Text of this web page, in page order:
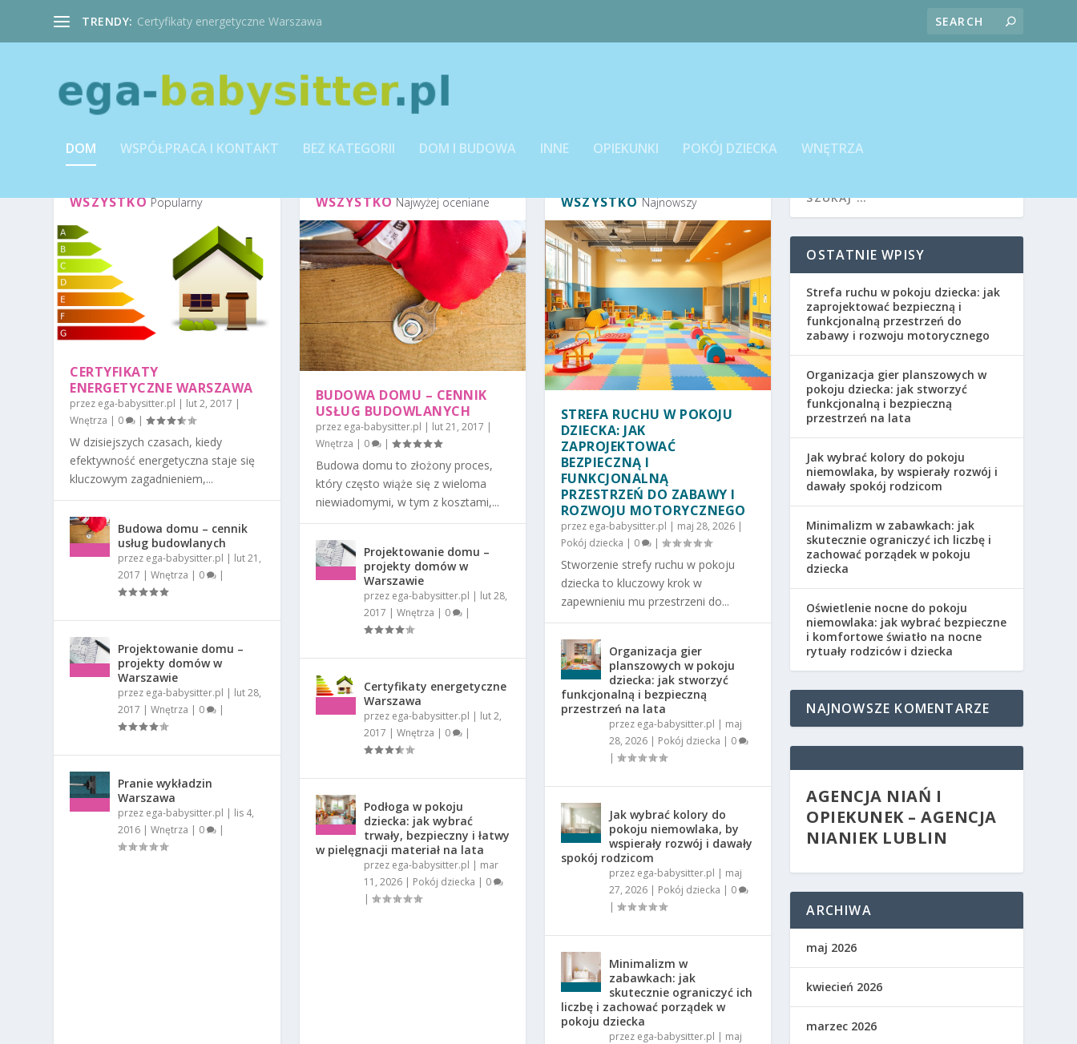
TRENDY: Certyfikaty energetyczne Warszawa
DOM WSPÓŁPRACA I KONTAKT BEZ KATEGORII DOM I BUDOWA INNE OPIEKUNKI POKÓJ DZIECKA WNĘTRZA
WSZYSTKO Popularny
CERTYFIKATY
ENERGETYCZNE WARSZAWA
przez ega-babysitter.pl | lut 2, 2017 |
Wnętrza | 0 |
W dzisiejszych czasach, kiedy
efektywność energetyczna staje się
kluczowym zagadnieniem,...
Budowa domu – cennik
usług budowlanych
przez ega-babysitter.pl | lut 21,
2017 |Wnętrza | 0 |
Projektowanie domu –
projekty domów w
Warszawie
przez ega-babysitter.pl | lut 28,
2017 |Wnętrza | 0 |
Pranie wykładzin
Warszawa
przez ega-babysitter.pl | lis 4,
2016 |Wnętrza | 0 |
WSZYSTKO Najwyżej oceniane
BUDOWA DOMU – CENNIK
USŁUG BUDOWLANYCH
przez ega-babysitter.pl | lut 21, 2017 |
Wnętrza | 0 |
Budowa domu to złożony proces,
który często wiąże się z wieloma
niewiadomymi, w tym z kosztami,...
Projektowanie domu –
projekty domów w
Warszawie
przez ega-babysitter.pl | lut 28,
2017 | Wnętrza | 0 |
Certyfikaty energetyczne
Warszawa
przez ega-babysitter.pl | lut 2,
2017 | Wnętrza | 0 |
Podłoga w pokoju
dziecka: jak wybrać
trwały, bezpieczny i łatwy
w pielęgnacji materiał na lata
przez ega-babysitter.pl | mar
11, 2026| Pokój dziecka | 0
|
WSZYSTKO Najnowszy
STREFA RUCHU W POKOJU
DZIECKA: JAK
ZAPROJEKTOWAĆ
BEZPIECZNĄ I
FUNKCJONALNĄ
PRZESTRZEŃ DO ZABAWY I
ROZWOJU MOTORYCZNEGO
przez ega-babysitter.pl | maj 28, 2026|
Pokój dziecka | 0 |
Stworzenie strefy ruchu w pokoju
dziecka to kluczowy krok w
zapewnieniu mu przestrzeni do...
Organizacja gier
planszowych w pokoju
dziecka: jak stworzyć
funkcjonalną i bezpieczną
przestrzeń na lata
przez ega-babysitter.pl | maj
28, 2026| Pokój dziecka | 0
|
Jak wybrać kolory do
pokoju niemowlaka, by
wspierały rozwój i dawały
spokój rodzicom
przez ega-babysitter.pl | maj
27, 2026| Pokój dziecka | 0
|
Minimalizm w
zabawkach: jak
skutecznie ograniczyć ich
liczbę i zachować porządek w
pokoju dziecka
przez ega-babysitter.pl | maj
OSTATNIE WPISY
Strefa ruchu w pokoju dziecka: jak
zaprojektować bezpieczną i
funkcjonalną przestrzeń do
zabawy i rozwoju motorycznego
Organizacja gier planszowych w
pokoju dziecka: jak stworzyć
funkcjonalną i bezpieczną
przestrzeń na lata
Jak wybrać kolory do pokoju
niemowlaka, by wspierały rozwój i
dawały spokój rodzicom
Minimalizm w zabawkach: jak
skutecznie ograniczyć ich liczbę i
zachować porządek w pokoju
dziecka
Oświetlenie nocne do pokoju
niemowlaka: jak wybrać bezpieczne
i komfortowe światło na nocne
rytuały rodziców i dziecka
NAJNOWSZE KOMENTARZE
AGENCJA NIAŃ I
OPIEKUNEK – AGENCJA
NIANIEK LUBLIN
ARCHIWA
maj 2026
kwiecień 2026
marzec 2026